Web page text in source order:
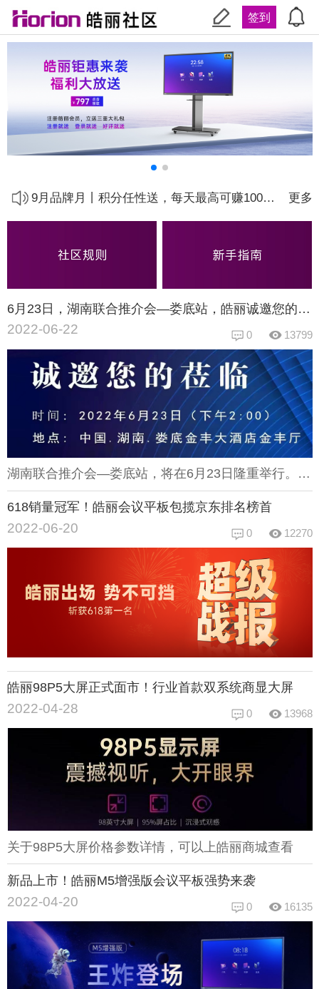
签到
关于皓丽商城会员专区积分兑换下线的通知
9.28品牌盛典丨社区签到送优惠券啦！
9月品牌月丨积分任性送，每天最高可赚1000元
【重磅】喜迎9月周年庆，皓丽社区将提高积分额度
更多
6月23日，湖南联合推介会—娄底站，皓丽诚邀您的莅临！
2022-06-22 0 13799
湖南联合推介会—娄底站，将在6月23日隆重举行。推介会作为重要的一种推广宣传方式，已广被认可。旨在帮助企业、社会组织和团体、政府等宣扬自己的特点、产品和政策，促进交流活动，为合作双方带来利益。同时向推荐对象传达相关组织、团体或企业的情况、文化价值观、人力资源政策等信息。本次推介会将围绕智能显示网络音频渠道展开，介绍并推广当地高新科技的显示和音频信息技术及产品。在数字化转型、可持续发展的今天，智慧化办公的推崇促进着显示类与音频类产品的更新完善。在这样的大环境下，科技信息的交流也使得本次推介会尤为重要。岳阳站会场展示皓丽凭借丰富的产品线、优秀的创新技术和完善的供应链体系，成为显示类行业的重要角色品牌。不仅在上届岳阳站的推介会上大放异彩，更在今年的电商618活动中拔得头筹，包揽京东榜首。相信本次推介会，皓丽的产品也将让您眼前一新！皓丽在此诚邀您的莅临，期待在湖南联合推介会—娄底站与您的相遇！
618销量冠军！皓丽会议平板包揽京东排名榜首
2022-06-20 0 12270
皓丽98P5大屏正式面市！行业首款双系统商显大屏
2022-04-28 0 13968
关于98P5大屏价格参数详情，可以上皓丽商城查看
新品上市！皓丽M5增强版会议平板强势来袭
2022-04-20 0 16135